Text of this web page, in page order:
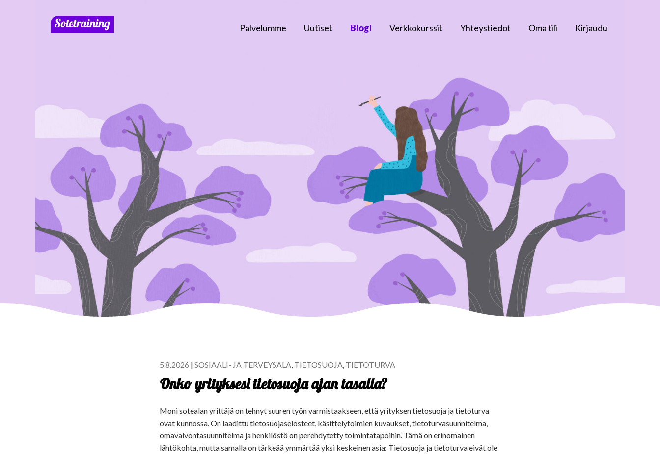
Palvelumme Uutiset Blogi Verkkokurssit Yhteystiedot Oma tili Kirjaudu
5.8.2026 | SOSIAALI- JA TERVEYSALA, TIETOSUOJA, TIETOTURVA
Onko yrityksesi tietosuoja ajan tasalla?
Moni sotealan yrittäjä on tehnyt suuren työn varmistaakseen, että yrityksen tietosuoja ja tietoturva
ovat kunnossa. On laadittu tietosuojaselosteet, käsittelytoimien kuvaukset, tietoturvasuunnitelma,
omavalvontasuunnitelma ja henkilöstö on perehdytetty toimintatapoihin. Tämä on erinomainen
lähtökohta, mutta samalla on tärkeää ymmärtää yksi keskeinen asia: Tietosuoja ja tietoturva eivät ole